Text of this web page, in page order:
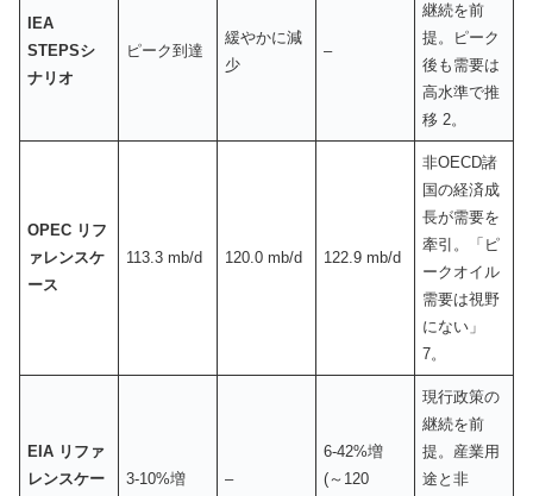
IEA
STEPSシ
ナリオ
ピーク到達
緩やかに減
少
–
継続を前
提。ピーク
後も需要は
高水準で推
移 2。
OPEC リフ
ァレンスケ
ース
113.3 mb/d 120.0 mb/d 122.9 mb/d
非OECD諸
国の経済成
長が需要を
牽引。「ピ
ークオイル
需要は視野
にない」
7。
EIA リファ
レンスケー
3-10%増 –
6-42%増
(～120
現行政策の
継続を前
提。産業用
途と非